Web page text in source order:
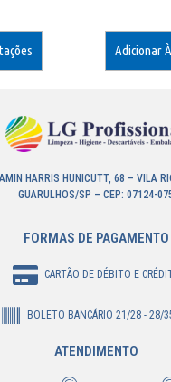
Adicionar
HARRIS HUNICUTT, 68 – VILA
GUARULHOS/SP – CEP: 07124-
FORMAS DE PAGAMENTO
CARTÃO DE DÉBITO E
BOLETO BANCÁRIO 21/28 - 28/
ATENDIMENTO